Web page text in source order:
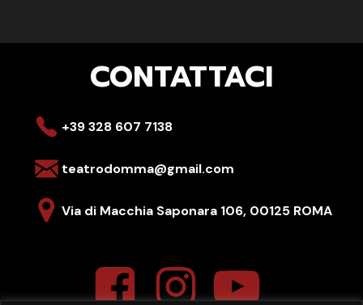
CONTATTACI
+39 328 607 7138
teatrodomma@gmail.com
Via di Macchia Saponara 106, 00125 ROMA